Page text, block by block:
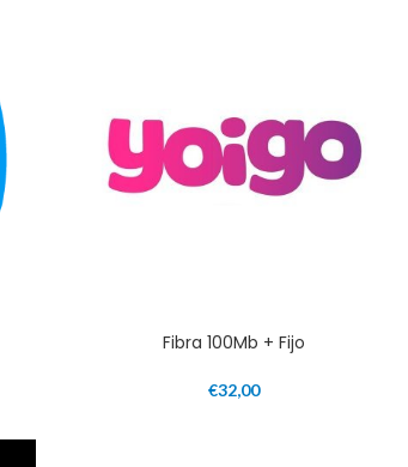
Fibra 100Mb + Fijo
€32,00